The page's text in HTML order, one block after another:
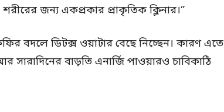
জন্য একপ্রকার প্রাকৃতিক ক্লিনার।”
বদলে ডিটক্স ওয়াটার বেছে নিচ্ছেন। কারণ এতে
বাড়তি এনার্জি পাওয়ারও চাবিকাঠি